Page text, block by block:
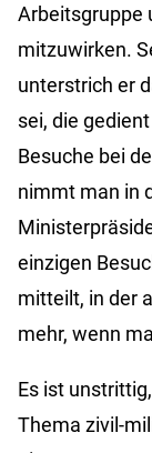
Arbeitsgruppe
mitzuwirken.
unterstrich er
sei, die
Besuche bei
nimmt man in
einzigen
mitteilt, in der
mehr, wenn
Es ist
Thema zivil-